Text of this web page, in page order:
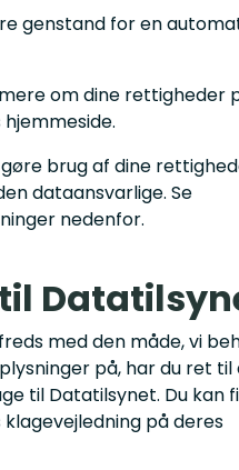
genstand for en
om dine rettigheder
brug af dine
dataansvarlige. Se
nedenfor.
med den måde, vi
på, har du ret til
til Datatilsynet. Du kan
på deres